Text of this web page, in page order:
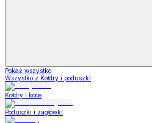
Pokaż wszystko
Wszystko z Kołdry i poduszki
Kołdry i koce
Poduszki i zagłówki